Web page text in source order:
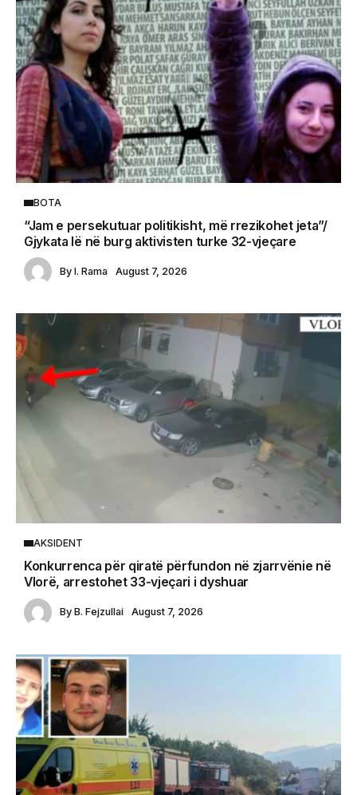
BOTA
“Jam e persekutuar politikisht, më rrezikohet jeta”/
Gjykata lë në burg aktivisten turke 32-vjeçare
By I. Rama August 7, 2026
AKSIDENT
Konkurrenca për qiratë përfundon në zjarrvënie në
Vlorë, arrestohet 33-vjeçari i dyshuar
By B. Fejzullai August 7, 2026